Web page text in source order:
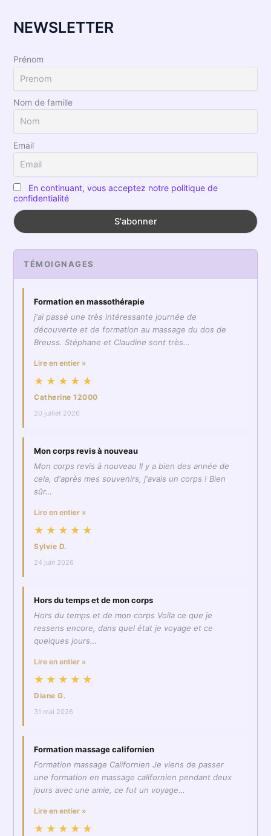
NEWSLETTER
Prénom
Nom de famille
Email
En continuant, vous acceptez notre politique de
confidentialité
TÉMOIGNAGES
Formation en massothérapie
j'ai passé une très intéressante journée de
découverte et de formation au massage du dos de
Breuss. Stéphane et Claudine sont très…
Lire en entier »
★★★★★
Catherine 12000
20 juillet 2026
Mon corps revis à nouveau
Mon corps revis à nouveau Il y a bien des année de
cela, d'après mes souvenirs, j'avais un corps ! Bien
sûr…
Lire en entier »
★★★★★
Sylvie D.
24 juin 2026
Hors du temps et de mon corps
Hors du temps et de mon corps Voila ce que je
ressens encore, dans quel état je voyage et ce
quelques jours…
Lire en entier »
★★★★★
Diane G.
31 mai 2026
Formation massage californien
Formation massage Californien Je viens de passer
une formation en massage californien pendant deux
jours avec une amie, ce fut un voyage…
Lire en entier »
★★★★★